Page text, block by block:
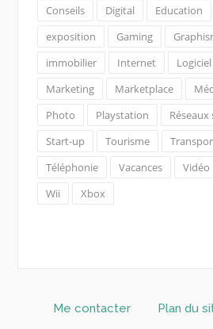
Conseils
Digital Education
exposition
Gaming
immobilier
Internet Logiciel
Marketing
Marketplace
Photo
Playstation Réseaux
Start-up
Tourisme
Téléphonie
Vacances Vidéo
Wii
Xbox
Me contacter Plan du